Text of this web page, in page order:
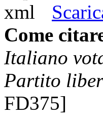
Come
Italiano
Partito
FD375]